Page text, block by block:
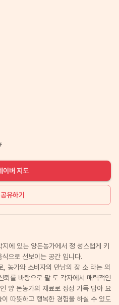
이버 지도
공유하기
에 있는 양돈농가에서 정 성스럽게 키
으로 선보이는 공간 입니다.
농가와 소비자의 만남의 장 소 라는 의
뢰를 바탕으로 팔 도 각자에서 매력적인
양 돈농가의 재료로 정성 가득 담아 요
따뜻하고 행복한 경험을 하실 수 있도